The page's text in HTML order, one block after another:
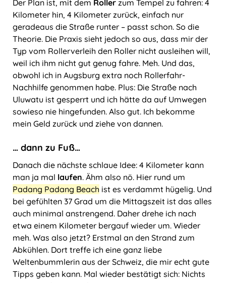
Der Plan ist, mit dem Roller zum Tempel zu fahren: 4
Kilometer hin, 4 Kilometer zurück, einfach nur
geradeaus die Straße runter ‒ passt schon. So die
Theorie. Die Praxis sieht jedoch so aus, dass mir der
Typ vom Rollerverleih den Roller nicht ausleihen will,
weil ich ihm nicht gut genug fahre. Meh. Und das,
obwohl ich in Augsburg extra noch Rollerfahr-
Nachhilfe genommen habe. Plus: Die Straße nach
Uluwatu ist gesperrt und ich hätte da auf Umwegen
sowieso nie hingefunden. Also gut. Ich bekomme
mein Geld zurück und ziehe von dannen.
… dann zu Fuß…
Danach die nächste schlaue Idee: 4 Kilometer kann
man ja mal laufen. Ähm also nö. Hier rund um
Padang Padang Beach ist es verdammt hügelig. Und
bei gefühlten 37 Grad um die Mittagszeit ist das alles
auch minimal anstrengend. Daher drehe ich nach
etwa einem Kilometer bergauf wieder um. Wieder
meh. Was also jetzt? Erstmal an den Strand zum
Abkühlen. Dort treffe ich eine ganz liebe
Weltenbummlerin aus der Schweiz, die mir echt gute
Tipps geben kann. Mal wieder bestätigt sich: Nichts